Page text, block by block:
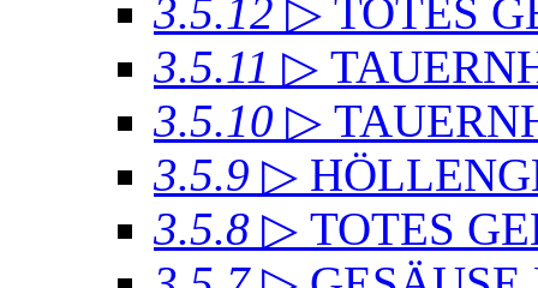
3.5.12 ▷ TOTES
3.5.11 ▷
3.5.10 ▷
3.5.9 ▷
3.5.8 ▷ TOTES